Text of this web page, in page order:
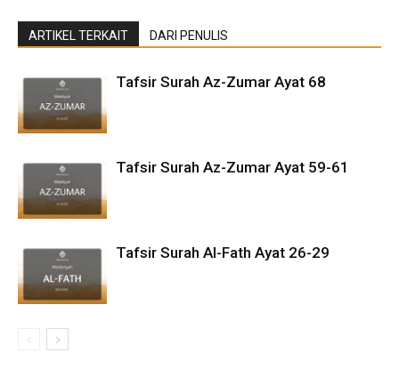
ARTIKEL TERKAIT DARI PENULIS
Tafsir Surah Az-Zumar Ayat 68
Tafsir Surah Az-Zumar Ayat 59-61
Tafsir Surah Al-Fath Ayat 26-29